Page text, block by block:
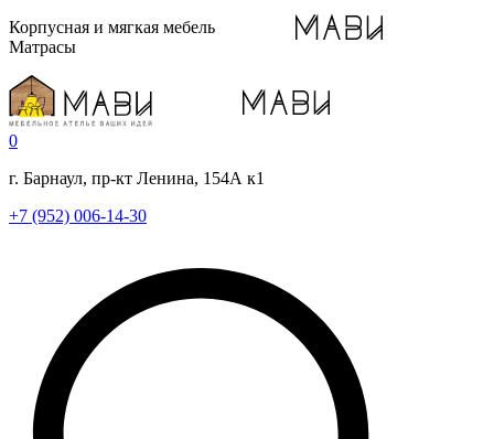
Корпусная и мягкая мебель
Матрасы
0
г. Барнаул, пр-кт Ленина, 154А к1
+7 (952) 006-14-30